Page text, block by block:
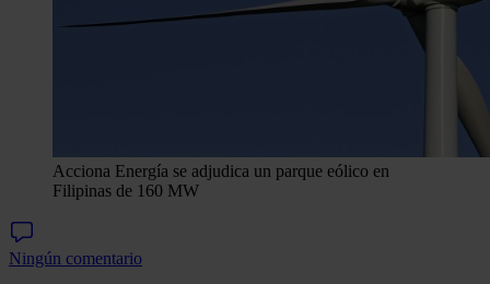
Acciona Energía se adjudica un parque eólico en
Filipinas de 160 MW
Ningún comentario